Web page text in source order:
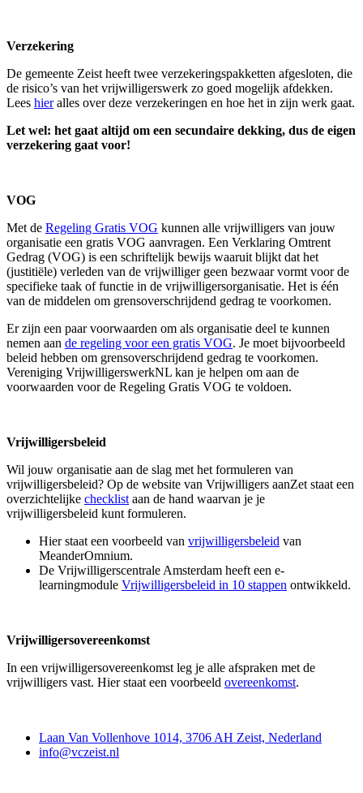
Verzekering
De gemeente Zeist heeft twee verzekeringspakketten afgesloten, die
de risico’s van het vrijwilligerswerk zo goed mogelijk afdekken.
Lees hieralles over deze verzekeringen en hoe het in zijn werk gaat.
Let wel: het gaat altijd om een secundaire dekking, dus de eigen
verzekering gaat voor!
VOG
Met de Regeling Gratis VOG kunnen alle vrijwilligers van jouw
organisatie een gratis VOG aanvragen. Een Verklaring Omtrent
Gedrag (VOG) is een schriftelijk bewijs waaruit blijkt dat het
(justitiële) verleden van de vrijwilliger geen bezwaar vormt voor de
specifieke taak of functie in de vrijwilligersorganisatie. Het is één
van de middelen om grensoverschrijdend gedrag te voorkomen.
Er zijn een paar voorwaarden om als organisatie deel te kunnen
nemen aan de regeling voor een gratis VOG. Je moet bijvoorbeeld
beleid hebben om grensoverschrijdend gedrag te voorkomen.
Vereniging VrijwilligerswerkNL kan je helpen om aan de
voorwaarden voor de Regeling Gratis VOG te voldoen.
Vrijwilligersbeleid
Wil jouw organisatie aan de slag met het formuleren van
vrijwilligersbeleid? Op de website van Vrijwilligers aanZet staat een
overzichtelijke checklist aan de hand waarvan je je
vrijwilligersbeleid kunt formuleren.
Hier staat een voorbeeld van vrijwilligersbeleid van
MeanderOmnium.
De Vrijwilligerscentrale Amsterdam heeft een e-
learningmodule Vrijwilligersbeleid in 10 stappen ontwikkeld.
Vrijwilligersovereenkomst
In een vrijwilligersovereenkomst leg je alle afspraken met de
vrijwilligers vast. Hier staat een voorbeeld overeenkomst.
Laan Van Vollenhove 1014, 3706 AH Zeist, Nederland
info@vczeist.nl